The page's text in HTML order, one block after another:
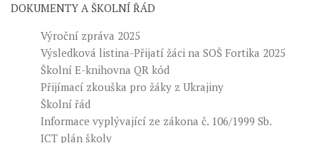
DOKUMENTY A ŠKOLNÍ ŘÁD
Výroční zpráva 2025
Výsledková listina-Přijatí žáci na SOŠ Fortika 2025
Školní E-knihovna QR kód
Přijímací zkouška pro žáky z Ukrajiny
Školní řád
Informace vyplývající ze zákona č. 106/1999 Sb.
ICT plán školy